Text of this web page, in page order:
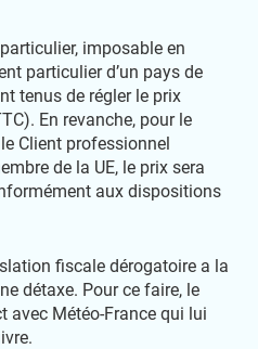
imposable en
particulier d’un pays de
tenus de régler le prix
En revanche, pour le
Client professionnel
de la UE, le prix sera
aux dispositions
fiscale dérogatoire a la
détaxe. Pour ce faire, le
avec Météo-France qui lui